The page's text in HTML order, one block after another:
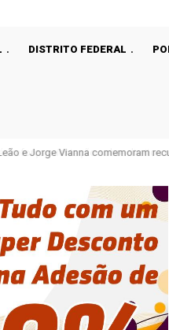
DISTRITO FEDERAL
e Jorge Vianna comemoram